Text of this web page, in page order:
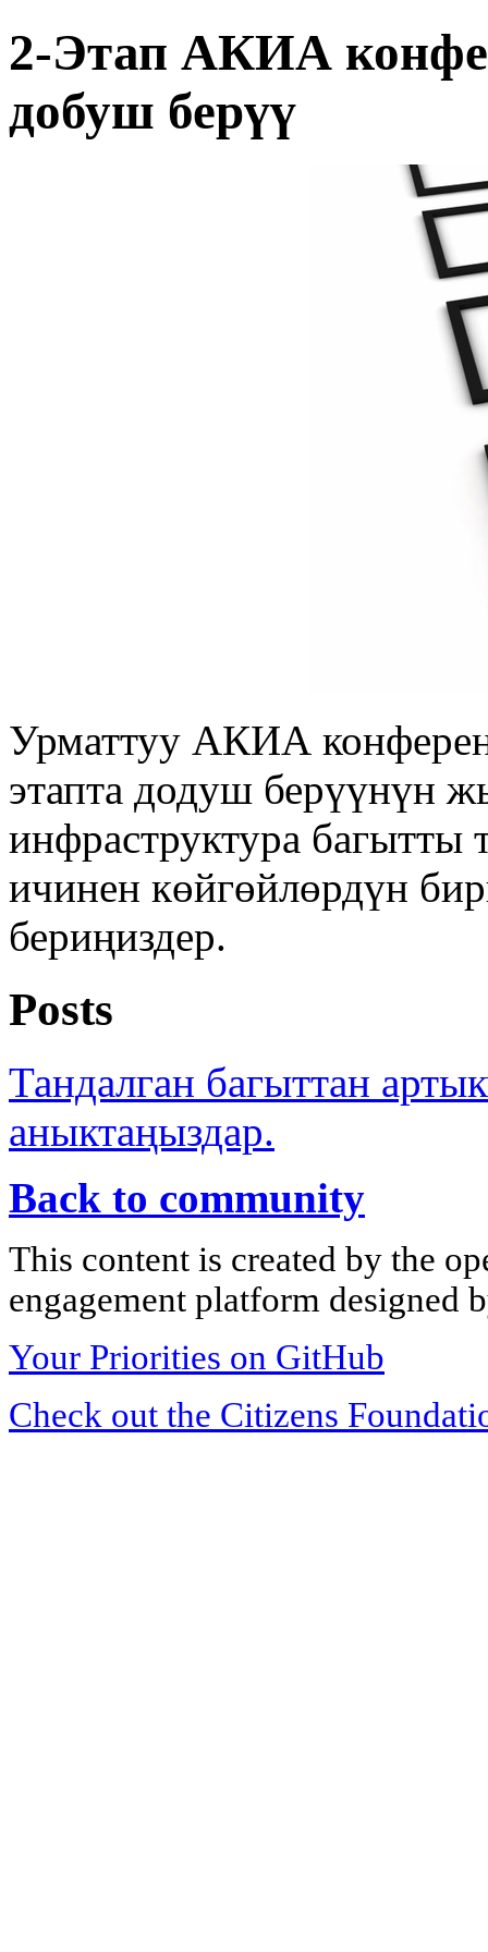
2-Этап АКИА
добуш берүү
Урматтуу АКИА
этапта додуш берүүнүн
инфраструктура багытты
ичинен көйгөйлөрдүн
бериңиздер.
Posts
Тандалган багыттан
аныктаңыздар.
Back to community
This content is created by the
engagement platform designed
Your Priorities on GitHub
Check out the Citizens